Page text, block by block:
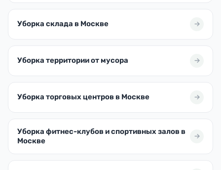
Уборка склада в Москве
Уборка территории от мусора
Уборка торговых центров в Москве
Уборка фитнес-клубов и спортивных залов в
Москве